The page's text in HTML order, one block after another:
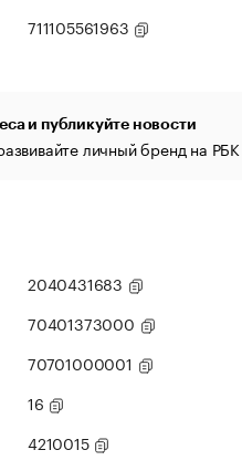
711105561963
и публикуйте новости
личный бренд на РБК
2040431683
70401373000
70701000001
16
4210015